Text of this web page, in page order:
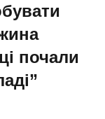
почали